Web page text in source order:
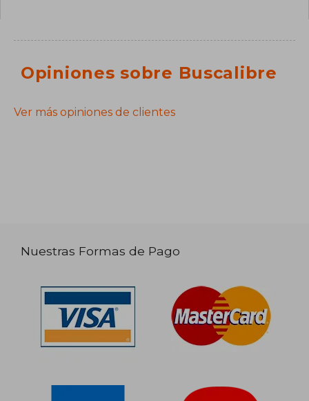
Opiniones sobre Buscalibre
Ver más opiniones de clientes
Nuestras Formas de Pago